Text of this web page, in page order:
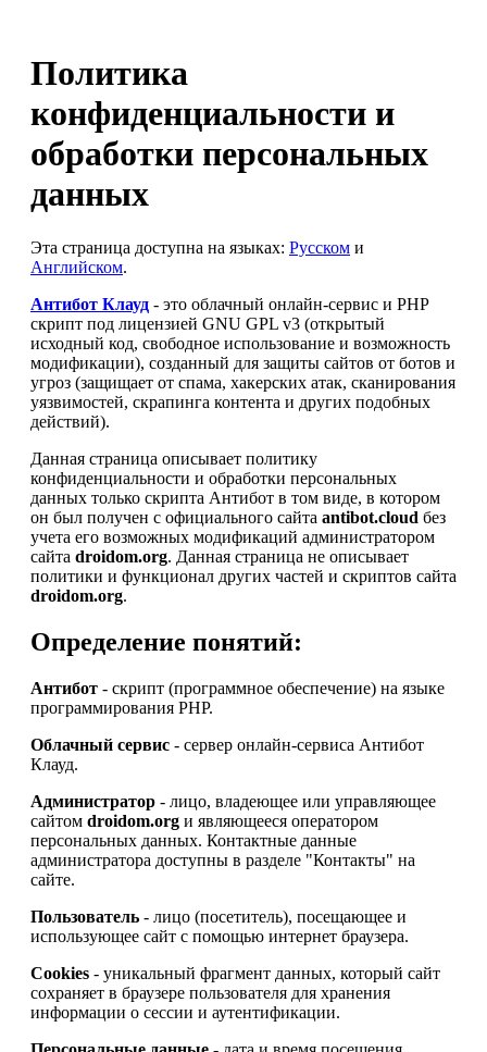
Политика
конфиденциальности и
обработки персональных
данных
Эта страница доступна на языках: Русском и
Английском.
Антибот Клауд - это облачный онлайн-сервис и PHP
скрипт под лицензией GNU GPL v3 (открытый
исходный код, свободное использование и возможность
модификации), созданный для защиты сайтов от ботов и
угроз (защищает от спама, хакерских атак, сканирования
уязвимостей, скрапинга контента и других подобных
действий).
Данная страница описывает политику
конфиденциальности и обработки персональных
данных только скрипта Антибот в том виде, в котором
он был получен с официального сайта antibot.cloud без
учета его возможных модификаций администратором
сайта droidom.org. Данная страница не описывает
политики и функционал других частей и скриптов сайта
droidom.org.
Определение понятий:
Антибот - скрипт (программное обеспечение) на языке
программирования PHP.
Облачный сервис - сервер онлайн-сервиса Антибот
Клауд.
Администратор - лицо, владеющее или управляющее
сайтом droidom.org и являющееся оператором
персональных данных. Контактные данные
администратора доступны в разделе "Контакты" на
сайте.
Пользователь - лицо (посетитель), посещающее и
использующее сайт с помощью интернет браузера.
Cookies - уникальный фрагмент данных, который сайт
сохраняет в браузере пользователя для хранения
информации о сессии и аутентификации.